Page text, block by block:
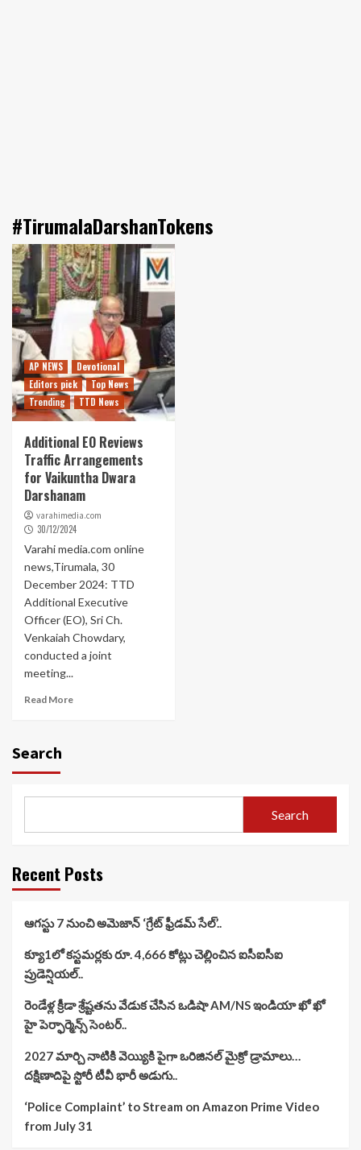
#TirumalaDarshanTokens
AP NEWS
Devotional
Editors pick
Top News
Trending
TTD News
Additional EO Reviews
Traffic Arrangements
for Vaikuntha Dwara
Darshanam
varahimedia.com
30/12/2024
Varahi media.com online
news,Tirumala, 30
December 2024: TTD
Additional Executive
Officer (EO), Sri Ch.
Venkaiah Chowdary,
conducted a joint
meeting...
Read More
Search
Search
Recent Posts
ఆగస్టు 7 నుంచి అమెజాన్ ‘గ్రేట్ ఫ్రీడమ్ సేల్’..
క్యూ1లో కస్టమర్లకు రూ. 4,666 కోట్లు చెల్లించిన ఐసీఐసీఐ
ప్రుడెన్షియల్..
రెండేళ్ల క్రీడా శ్రేష్టతను వేడుక చేసిన ఒడిషా AM/NS ఇండియా ఖో ఖో
హై పెర్ఫార్మెన్స్ సెంటర్..
2027 మార్చి నాటికి వెయ్యికి పైగా ఒరిజినల్ మైక్రో డ్రామాలు…
దక్షిణాదిపై స్టోరీ టీవీ భారీ అడుగు..
‘Police Complaint’ to Stream on Amazon Prime Video
from July 31